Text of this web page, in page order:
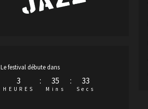
Le festival débute dans
3
HEURES
: 35
Mins
: 32
Secs